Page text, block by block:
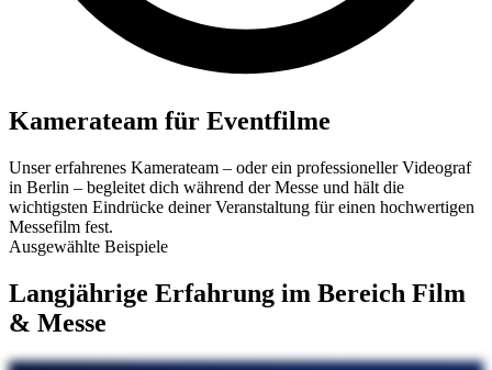
Kamerateam für Eventfilme
Unser erfahrenes Kamerateam – oder ein professioneller Videograf
in Berlin – begleitet dich während der Messe und hält die
wichtigsten Eindrücke deiner Veranstaltung für einen hochwertigen
Messefilm fest.
Ausgewählte Beispiele
Langjährige Erfahrung im Bereich Film
& Messe